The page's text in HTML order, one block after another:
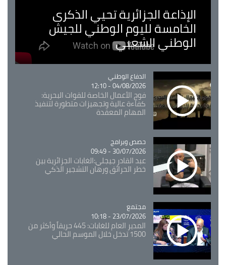
الإذاعة الجزائرية تحيي الذكرى
الخامسة لليوم الوطني للجيش
الوطني الشعبي
Catégorie
الدفاع الوطني
04/08/2026 - 12:10
فوج الأعمال الخاصة للقوات البحرية:
كفاءة عالية وتجهيزات متطورة لتنفيذ
المهام المعقدة
Catégorie
حصص وبرامج
30/07/2026 - 09:49
عبد القادر جيجلي:الغابات الجزائرية بين
خطر الحرائق ورهان التشجير الذكي
Catégorie
مجتمع
23/07/2026 - 10:18
المدير العام للغابات: 445 حريقاً وأكثر من
1500 تدخل خلال الموسم الحالي